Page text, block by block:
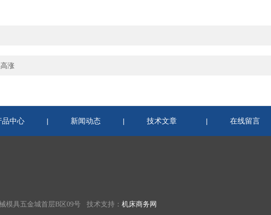
涨
品中心 | 新闻动态 | 技术文章 | 在线留言
模具五金城首层B区09号 技术支持： 机床商务网